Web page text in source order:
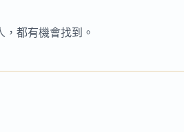
都有機會找到。